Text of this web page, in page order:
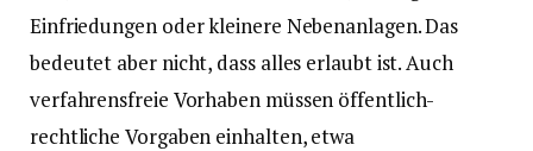
Einfriedungen oder kleinere Nebenanlagen. Das
bedeutet aber nicht, dass alles erlaubt ist. Auch
verfahrensfreie Vorhaben müssen öffentlich-
rechtliche Vorgaben einhalten, etwa